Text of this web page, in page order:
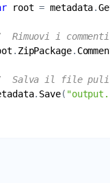
root = metadata.
Rimuovi i
. ZipPackage.
Salva il file
. Save(